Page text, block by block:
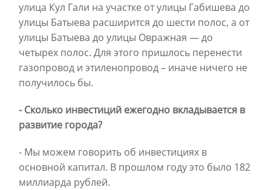
улица Кул Гали на участке от улицы Габишева до
улицы Батыева расширится до шести полос, а от
улицы Батыева до улицы Овражная — до
четырех полос. Для этого пришлось перенести
газопровод и этиленопровод – иначе ничего не
получилось бы.
- Сколько инвестиций ежегодно вкладывается в
развитие города?
- Мы можем говорить об инвестициях в
основной капитал. В прошлом году это было 182
миллиарда рублей.